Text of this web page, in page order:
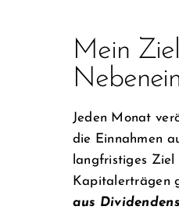
Mein
Jeden Monat
die Einnahmen
langfristiges Ziel
Kapitalerträgen
aus